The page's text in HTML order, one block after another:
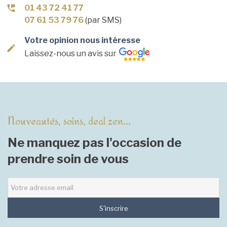
01 43 72 41 77
07 61 53 79 76(par SMS)
Votre opinion nous intéresse
Laissez-nous un avis sur
Nouveautés, soins, deal zen...
Ne manquez pas l'occasion de
prendre soin de vous
S'inscrire